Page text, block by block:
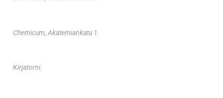
Chemicum, Akatemiankatu 1.
Kirjatorni.